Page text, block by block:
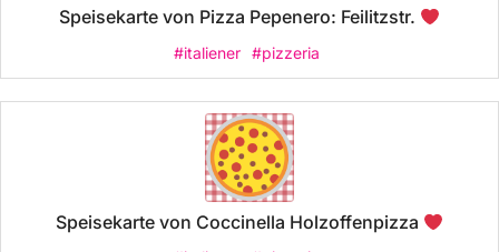
Speisekarte von Pizza Pepenero: Feilitzstr.
#italiener #pizzeria
Speisekarte von Coccinella Holzoffenpizza